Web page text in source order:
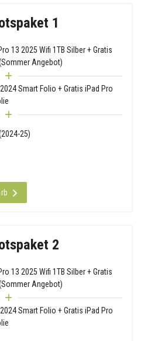
1
13 2025 Wifi 1TB Silber + Gratis
Angebot)
Smart Folio + Gratis iPad Pro
25)
2
13 2025 Wifi 1TB Silber + Gratis
Angebot)
Smart Folio + Gratis iPad Pro